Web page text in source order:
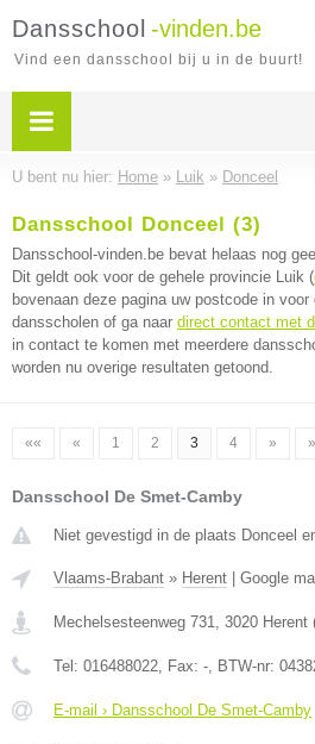
Dansschool -vinden.be
Vind een dansschool bij u in de buurt!
U bent nu hier: Home » Luik » Donceel
Dansschool Donceel (3)
Dansschool-vinden.be bevat helaas nog
Dit geldt ook voor de gehele provincie Luik (
bovenaan deze pagina uw postcode in
dansscholen of ga naar direct contact met
in contact te komen met meerdere
worden nu overige resultaten getoond.
«« « 1 2 3 4 »
Dansschool De Smet-Camby
Niet gevestigd in de plaats Donceel
Vlaams-Brabant » Herent Google
Mechelsesteenweg 731, 3020 Herent
Tel: 016488022, Fax: -, BTW-nr:
E-mail › Dansschool De Smet-Camby